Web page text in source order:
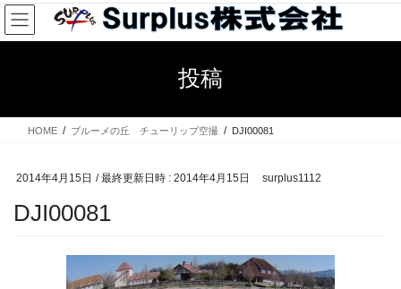
コ
ン
テ
ス
ナ
ビ
ゲ
ン
投稿
HOME ブルーメの丘 チューリップ空撮 DJI00081
2014年4月15日 / 最終更新日時 : 2014年4月15日 surplus1112
DJI00081